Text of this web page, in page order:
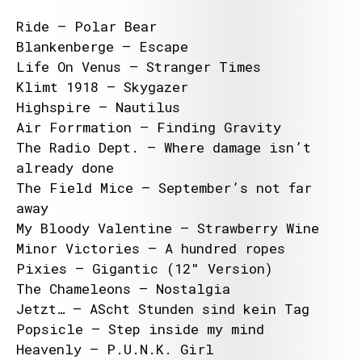
Ride – Polar Bear
Blankenberge – Escape
Life On Venus – Stranger Times
Klimt 1918 – Skygazer
Highspire – Nautilus
Air Forrmation – Finding Gravity
The Radio Dept. – Where damage isn’t
already done
The Field Mice – September’s not far
away
My Bloody Valentine – Strawberry Wine
Minor Victories – A hundred ropes
Pixies – Gigantic (12″ Version)
The Chameleons – Nostalgia
Jetzt… – AScht Stunden sind kein Tag
Popsicle – Step inside my mind
Heavenly – P.U.N.K. Girl